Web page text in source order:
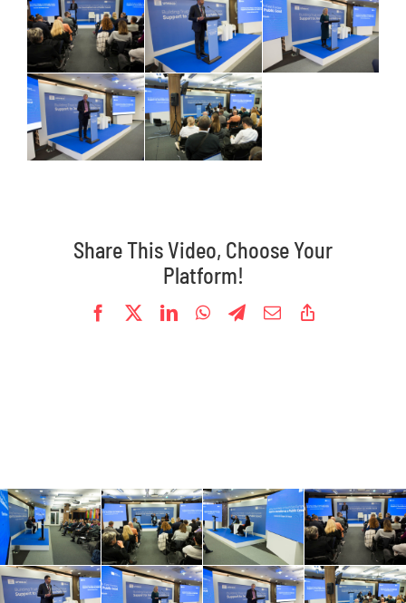
Oprema
Galerije
Kontakt
Share This Video, Choose Your
Platform!
FacebookLinkedInWhatsApp
Telegram
Email